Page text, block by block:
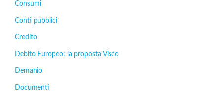
Consumi
Conti pubblici
Credito
Debito Europeo: la proposta Visco
Demanio
Documenti